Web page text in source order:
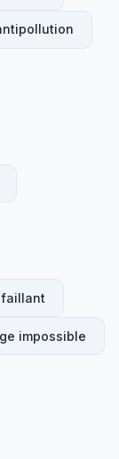
impossible